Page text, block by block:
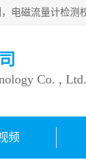
Co. , Ltd.
频